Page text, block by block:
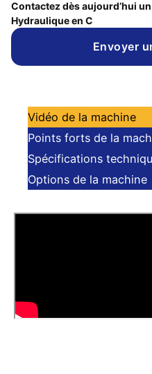
Contactez dès aujourd’hui
Hydraulique en C
Envoyer
Vidéo de la machine
Points forts de la
Spécifications
Options de la machine